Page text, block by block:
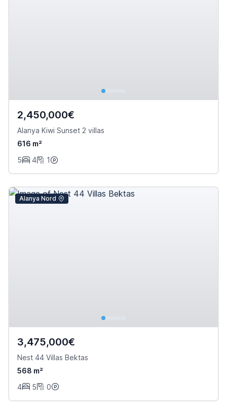
2,450,000€
Alanya Kiwi Sunset 2 villas
616 m²
5
4 1
Alanya Nord
3,475,000€
Nest 44 Villas Bektas
568 m²
4
5 0